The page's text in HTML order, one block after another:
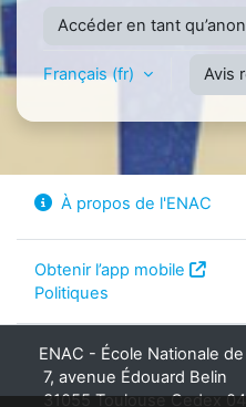
Accéder en tant
Français ‎(fr)‎ Avis
À propos de l'ENAC
Obtenir l’app mobile
Politiques
ENAC - École Nationale
7, avenue Édouard Belin
31055 Toulouse Cedex 04